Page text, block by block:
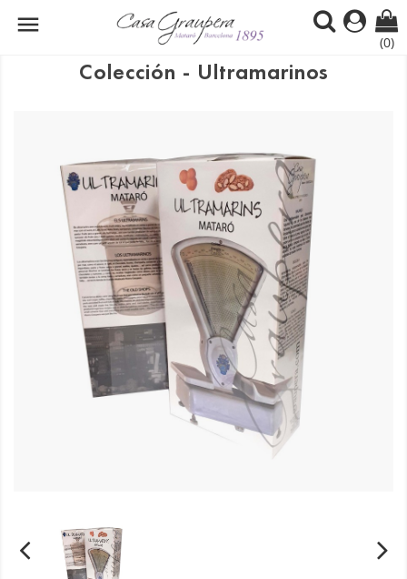

(0)
Colección - Ultramarinos